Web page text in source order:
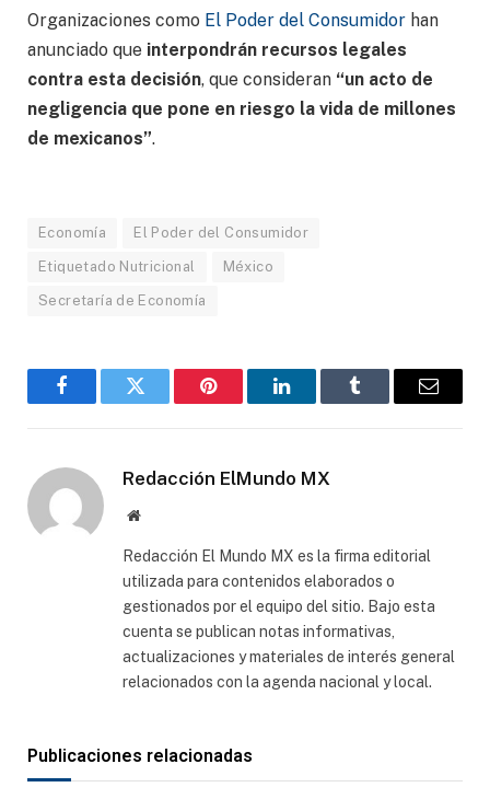
Organizaciones como El Poder del Consumidor han
anunciado que interpondrán recursos legales
contra esta decisión, que consideran “un acto de
negligencia que pone en riesgo la vida de millones
de mexicanos”.
Economía El Poder del Consumidor
Etiquetado Nutricional México
Secretaría de Economía
FacebookGorjeo Pinterest LinkedInTumblr
Correo
Redacción ElMundo MX
Sitio
Redacción El Mundo MX es la firma editorial
utilizada para contenidos elaborados o
gestionados por el equipo del sitio. Bajo esta
cuenta se publican notas informativas,
actualizaciones y materiales de interés general
relacionados con la agenda nacional y local.
Publicaciones relacionadas